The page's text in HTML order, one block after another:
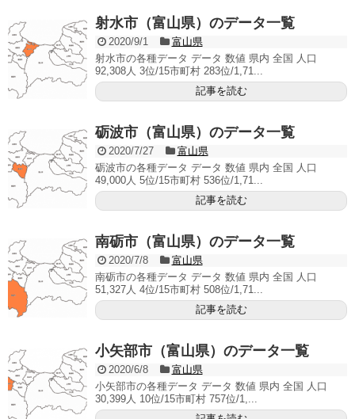
射水市（富山県）のデータ一覧
2020/9/1
富山県
射水市の各種データ データ 数値 県内 全国 人口
92,308人 3位/15市町村 283位/1,71...
記事を読む
砺波市（富山県）のデータ一覧
2020/7/27
富山県
砺波市の各種データ データ 数値 県内 全国 人口
49,000人 5位/15市町村 536位/1,71...
記事を読む
南砺市（富山県）のデータ一覧
2020/7/8
富山県
南砺市の各種データ データ 数値 県内 全国 人口
51,327人 4位/15市町村 508位/1,71...
記事を読む
小矢部市（富山県）のデータ一覧
2020/6/8
富山県
小矢部市の各種データ データ 数値 県内 全国 人口
30,399人 10位/15市町村 757位/1,...